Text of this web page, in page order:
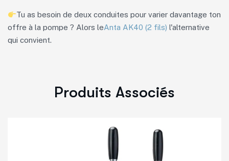
Tu as besoin de deux conduites pour varier davantage ton
offre à la pompe ? Alors leAnta AK40 (2 fils) l'alternative
qui convient.
Produits Associés